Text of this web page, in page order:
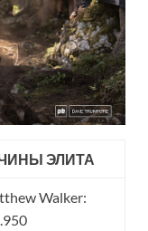
ЭЛИТА
Walker: